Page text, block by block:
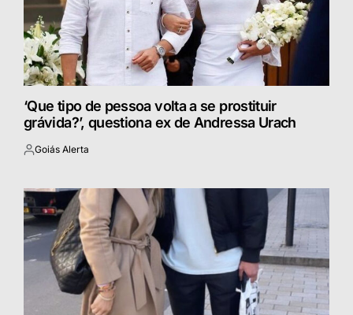
‘Que tipo de pessoa volta a se prostituir
grávida?’, questiona ex de Andressa Urach
Postado
Goiás Alerta